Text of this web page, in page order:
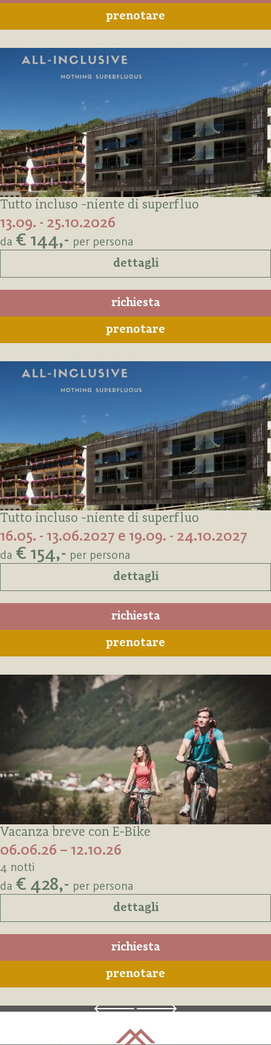
prenotare
Tutto incluso -niente di superfluo
13.09. - 25.10.2026
da € 144,- per persona
dettagli
richiesta
prenotare
Tutto incluso -niente di superfluo
16.05. - 13.06.2027 e 19.09. - 24.10.2027
da € 154,- per persona
dettagli
richiesta
prenotare
Vacanza breve con E-Bike
06.06.26 – 12.10.26
4 notti
da € 428,- per persona
dettagli
richiesta
prenotare